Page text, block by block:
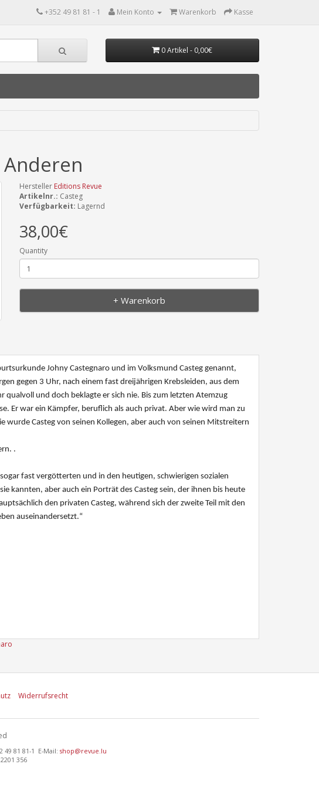
+352 49 81 81 - 1 Mein Konto Warenkorb Kasse
0 Artikel - 0,00€
Hersteller Editions Revue
Artikelnr.: Casteg
Verfügbarkeit: Lagernd
38,00€
Quantity
+ Warenkorb
Johny Castegnaro und im Volksmund Casteg genannt,
gegen 3 Uhr, nach einem fast dreijährigen Krebsleiden, aus dem
qualvoll und doch beklagte er sich nie. Bis zum letzten Atemzug
Er war ein Kämpfer, beruflich als auch privat. Aber wie wird man zu
Casteg von seinen Kollegen, aber auch von seinen Mitstreitern
.
fast vergötterten und in den heutigen, schwierigen sozialen
kannten, aber auch ein Porträt des Casteg sein, der ihnen bis heute
den privaten Casteg, während sich der zweite Teil mit den
auseinandersetzt.“
Widerrufsrecht
49 81 81-1 E-Mail: shop@revue.lu
356